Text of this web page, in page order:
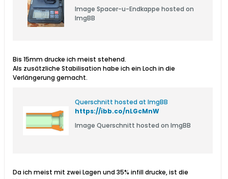
Image Spacer-u-Endkappe hosted on
ImgBB
Bis 15mm drucke ich meist stehend.
Als zusätzliche Stabilisation habe ich ein Loch in die
Verlängerung gemacht.
Querschnitt hosted at ImgBB
https://ibb.co/nLGcMnW
Image Querschnitt hosted on ImgBB
Da ich meist mit zwei Lagen und 35% infill drucke, ist die